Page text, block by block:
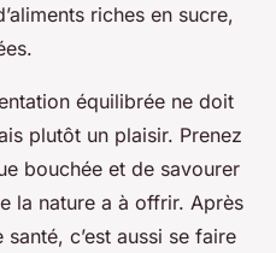
riches en sucre,
équilibrée ne doit
plutôt un plaisir. Prenez
bouchée et de savourer
la nature a à offrir. Après
c’est aussi se faire